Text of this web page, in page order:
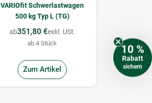
VARIOfit Schwerlastwagen
500 kg Typ L (TG)
ab351,80 €exkl. USt.
ab 4 Stück
Zum Artikel
10 %
Rabatt
sichern